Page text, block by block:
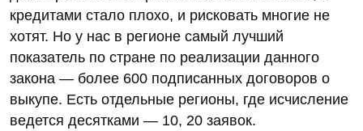
кредитами стало плохо, и рисковать многие не
хотят. Но у нас в регионе самый лучший
показатель по стране по реализации данного
закона — более 600 подписанных договоров о
выкупе. Есть отдельные регионы, где исчисление
ведется десятками — 10, 20 заявок.